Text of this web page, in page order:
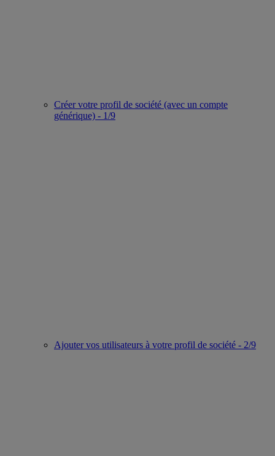
Créer votre profil de société (avec un compte
générique) - 1/9
Ajouter vos utilisateurs à votre profil de société - 2/9